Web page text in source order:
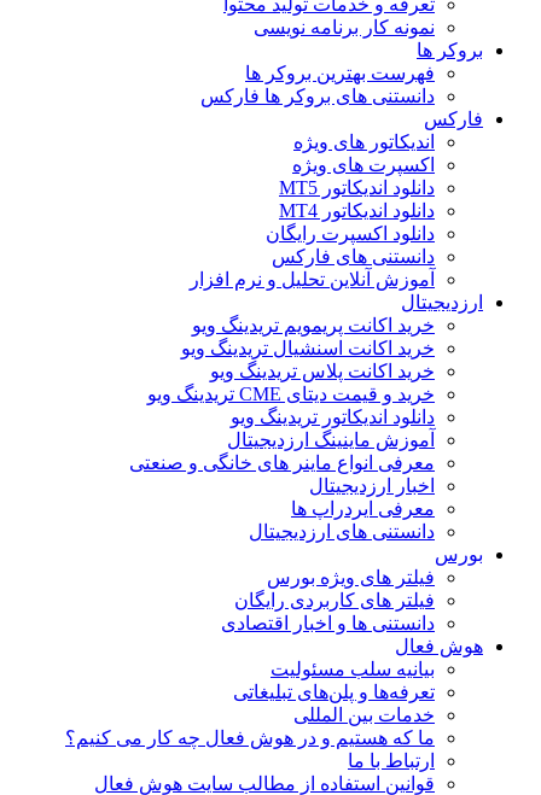
نمونه کار برنامه نویسی
بروکر ها
فهرست بهترین بروکر ها
دانستنی های بروکر ها فارکس
فارکس
اندیکاتور های ویژه
اکسپرت های ویژه
دانلود اندیکاتور MT5
دانلود اندیکاتور MT4
دانلود اکسپرت رایگان
دانستنی های فارکس
آموزش آنلاین تحلیل و نرم افزار
ارزدیجیتال
خرید اکانت پریمویم تریدینگ ویو
خرید اکانت اسنشیال تریدینگ ویو
خرید اکانت پلاس تریدینگ ویو
خرید و قیمت دیتای CME تریدینگ ویو
دانلود اندیکاتور تریدینگ ویو
آموزش ماینینگ ارزدیجیتال
معرفی انواع ماینر های خانگی و صنعتی
اخبار ارزدیجیتال
معرفی ایردراپ ها
دانستنی های ارزدیجیتال
بورس
فیلتر های ویژه بورس
فیلتر های کاربردی رایگان
دانستنی ها و اخبار اقتصادی
هوش فعال
بیانیه سلب مسئولیت
تعرفه‌ها و پلن‌های تبلیغاتی
خدمات بین المللی
ما که هستیم و در هوش فعال چه کار می کنیم؟
ارتباط با ما
قوانین استفاده از مطالب سایت هوش فعال